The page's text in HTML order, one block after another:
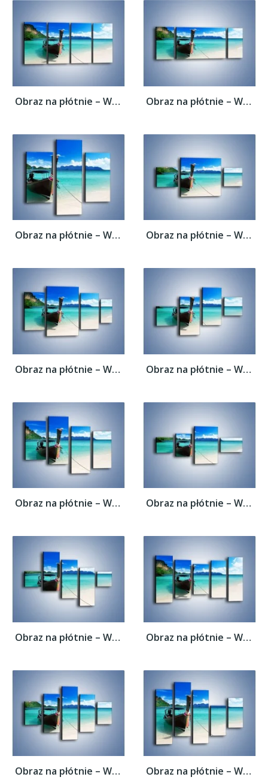
Obraz na płótnie – Wodny transport w... Obraz na płótnie – Wodny transport w...
Obraz na płótnie – Wodny transport w... Obraz na płótnie – Wodny transport w...
Obraz na płótnie – Wodny transport w... Obraz na płótnie – Wodny transport w...
Obraz na płótnie – Wodny transport w... Obraz na płótnie – Wodny transport w...
Obraz na płótnie – Wodny transport w... Obraz na płótnie – Wodny transport w...
Obraz na płótnie – Wodny transport w... Obraz na płótnie – Wodny transport w...